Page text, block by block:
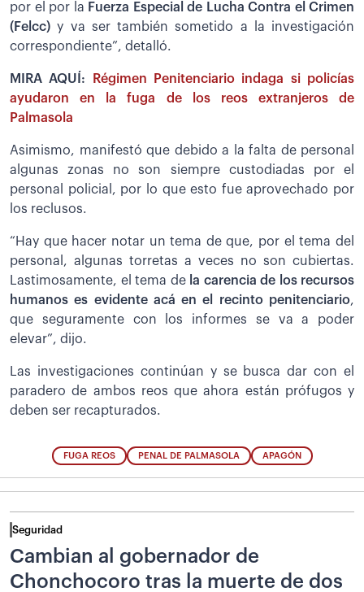
por el por la Fuerza Especial de Lucha Contra el Crimen
(Felcc)y va ser también sometido a la investigación
correspondiente”, detalló.
MIRA AQUÍ:
Régimen Penitenciario indaga si policías
ayudaron en la fuga de los reos extranjeros de
Palmasola
Asimismo, manifestó que debido a la falta de personal
algunas zonas no son siempre custodiadas por el
personal policial, por lo que esto fue aprovechado por
los reclusos.
“Hay que hacer notar un tema de que, por el tema del
personal, algunas torretas a veces no son cubiertas.
Lastimosamente, el tema dela carencia de los recursos
humanos es evidente acá en el recinto penitenciario,
que seguramente con los informes se va a poder
elevar”, dijo.
Las investigaciones continúan y se busca dar con el
paradero de ambos reos que ahora están prófugos y
deben ser recapturados.
FUGA REOS PENAL DE PALMASOLA APAGÓN
Seguridad
Cambian al gobernador de
Chonchocoro tras la muerte de dos